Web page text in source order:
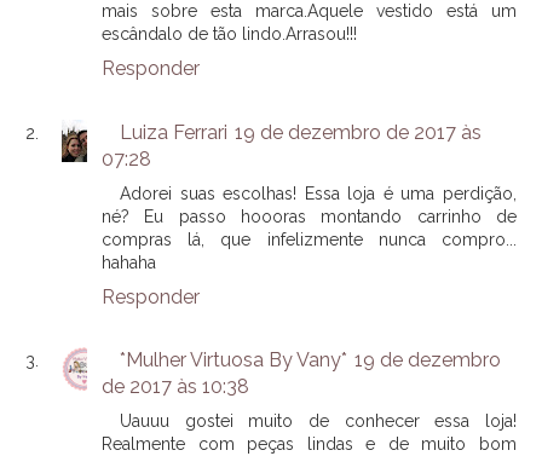
mais sobre esta marca.Aquele vestido está um
escândalo de tão lindo.Arrasou!!!
Responder
Luiza Ferrari 19 de dezembro de 2017 às
07:28
Adorei suas escolhas! Essa loja é uma perdição,
né? Eu passo hoooras montando carrinho de
compras lá, que infelizmente nunca compro...
hahaha
Responder
*Mulher Virtuosa By Vany* 19 de dezembro
de 2017 às 10:38
Uauuu gostei muito de conhecer essa loja!
Realmente com peças lindas e de muito bom